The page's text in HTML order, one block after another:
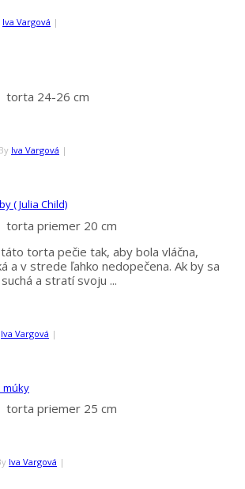
Iva Vargová |
torta 24-26 cm
By Iva Vargová |
( Julia Child)
torta priemer 20 cm
táto torta pečie tak, aby bola vláčna,
a v strede ľahko nedopečena. Ak by sa
a stratí svoju ...
Iva Vargová |
múky
torta priemer 25 cm
Iva Vargová |